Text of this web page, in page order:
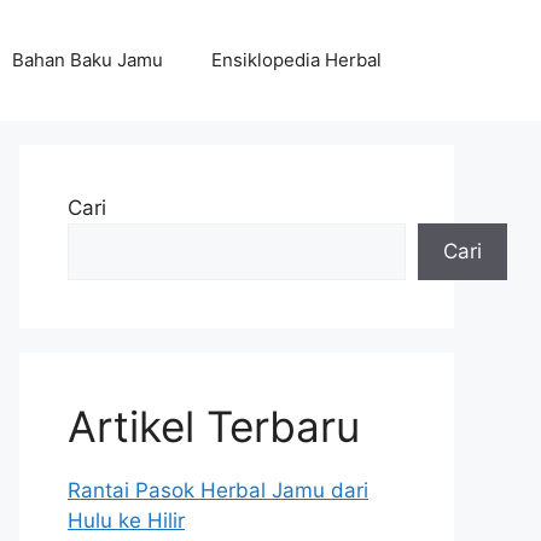
Bahan Baku Jamu Ensiklopedia Herbal
Cari
Cari
Artikel Terbaru
Rantai Pasok Herbal Jamu dari
Hulu ke Hilir